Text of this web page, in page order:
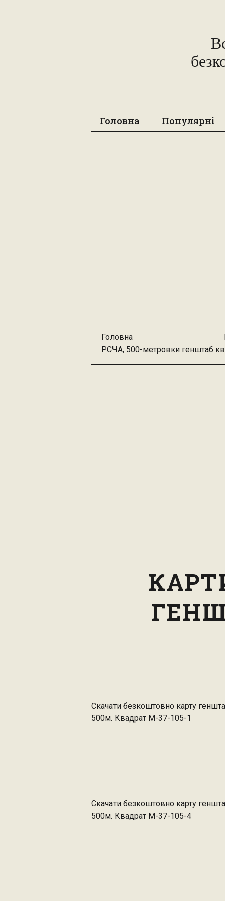
Головна Популярні
Головна
РСЧА, 500-метровки генштаб
Скачати безкоштовно карту
500м. Квадрат M-37-105-1
Скачати безкоштовно карту
500м. Квадрат M-37-105-4